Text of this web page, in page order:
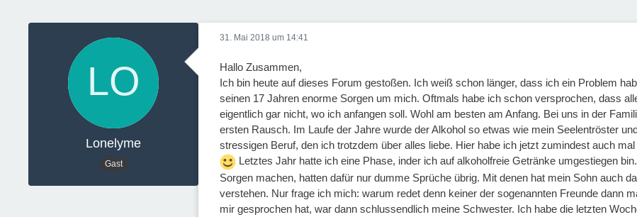
Lonelyme
Gast
31. Mai 2018 um 14:41
Hallo Zusammen,
Ich bin heute auf dieses Forum gestoßen. Ich weiß schon länger, dass ich ein Problem
seinen 17 Jahren enorme Sorgen um mich. Oftmals habe ich schon versprochen, dass
eigentlich gar nicht, wo ich anfangen soll. Wohl am besten am Anfang. Bei uns in der
ersten Rausch. Im Laufe der Jahre wurde der Alkohol so etwas wie mein Seelentröster
stressigen Beruf, den ich trotzdem über alles liebe. Hier habe ich jetzt zumindest auch
Letztes Jahr hatte ich eine Phase, inder ich auf alkoholfreie Getränke umgestiegen
Sorgen machen, hatten dafür nur dumme Sprüche übrig. Mit denen hat mein Sohn auch
verstehen. Nur frage ich mich: warum redet denn keiner der sogenannten Freunde dann
mir gesprochen hat, war dann schlussendlich meine Schwester. Ich habe die letzten